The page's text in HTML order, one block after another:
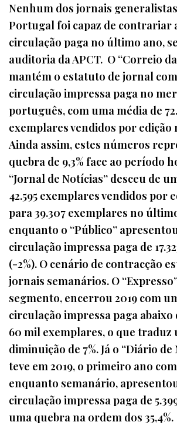
Nenhum dos jornais
Portugal foi capaz de contrariar
circulação paga no último ano,
auditoria da APCT. O “Correio
mantém o estatuto de jornal
circulação impressa paga no
português, com uma média de
exemplares vendidos por
Ainda assim, estes números
quebra de 9,3% face ao período
“Jornal de Notícias” desceu de
42.595 exemplares vendidos por
para 39.307 exemplares no
enquanto o “Público”
circulação impressa paga de
(-2%). O cenário de contracção
jornais semanários. O
segmento, encerrou 2019 com
circulação impressa paga abaixo
60 mil exemplares, o que traduz
diminuição de 7%. Já o “Diário de
teve em 2019, o primeiro ano
enquanto semanário,
circulação impressa paga de
uma quebra na ordem dos 35,4%.